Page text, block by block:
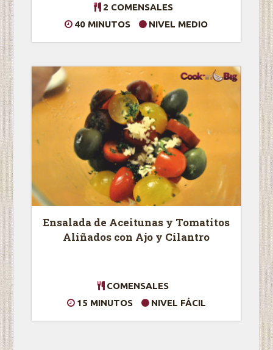
2 COMENSALES
40 MINUTOS
NIVEL MEDIO
Ensalada de Aceitunas y Tomatitos
Aliñados con Ajo y Cilantro
COMENSALES
15 MINUTOS
NIVEL FÁCIL